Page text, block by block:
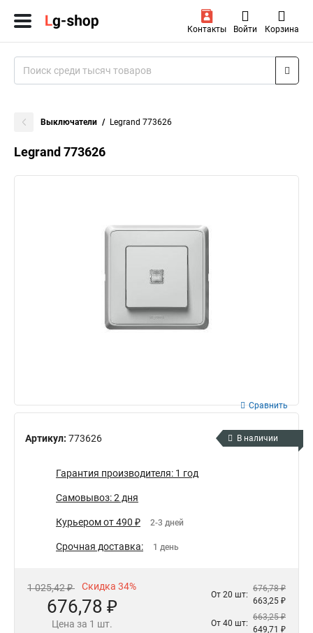
Контакты Войти Корзина
Выключатели Legrand 773626
Legrand 773626
Артикул: 773626
Сравнить
В наличии
Гарантия производителя: 1 год
Самовывоз: 2 дня
Курьером от 490 ₽ 2-3 дней
Срочная доставка: 1 день
1 025,42 ₽ Скидка 34%
676,78 ₽
Цена за 1 шт.
От 20 шт:
676,78 ₽
663,25 ₽
От 40 шт:
663,25 ₽
649,71 ₽